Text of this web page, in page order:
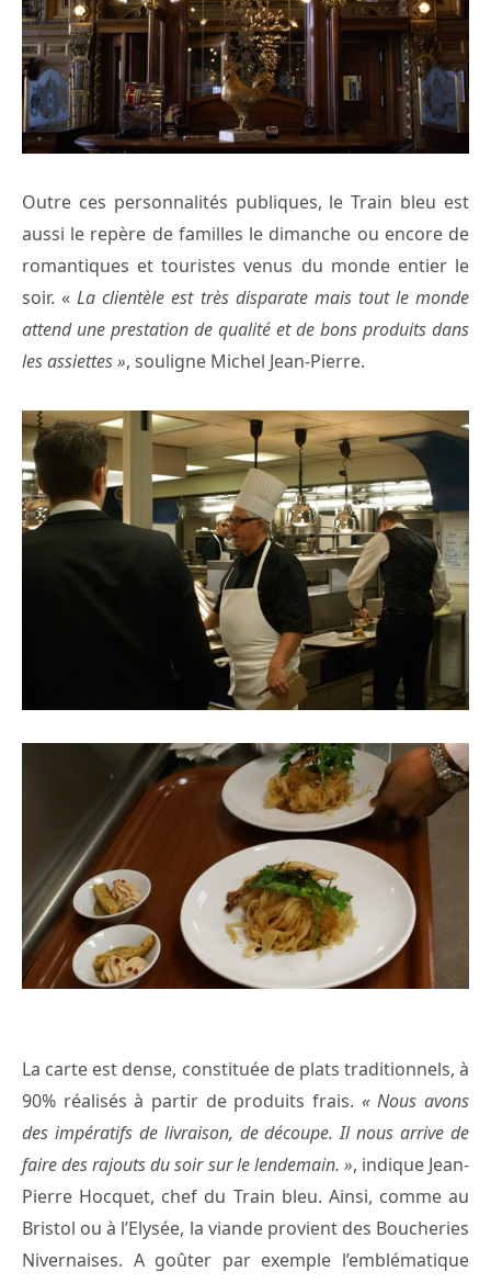
Outre ces personnalités publiques, le Train bleu est
aussi le repère de familles le dimanche ou encore de
romantiques et touristes venus du monde entier le
soir. « La clientèle est très disparate mais tout le monde
attend une prestation de qualité et de bons produits dans
les assiettes », souligne Michel Jean-Pierre.
La carte est dense, constituée de plats traditionnels, à
90% réalisés à partir de produits frais. « Nous avons
des impératifs de livraison, de découpe. Il nous arrive de
faire des rajouts du soir sur le lendemain. », indique Jean-
Pierre Hocquet, chef du Train bleu. Ainsi, comme au
Bristol ou à l’Elysée, la viande provient des Boucheries
Nivernaises. A goûter par exemple l’emblématique